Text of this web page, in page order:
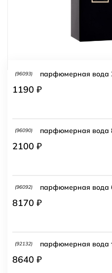
(96093) парфюмерная вода
1190 ₽
(96090) парфюмерная вода
2100 ₽
(96092) парфюмерная вода
8170 ₽
(92132) парфюмерная вода
8640 ₽